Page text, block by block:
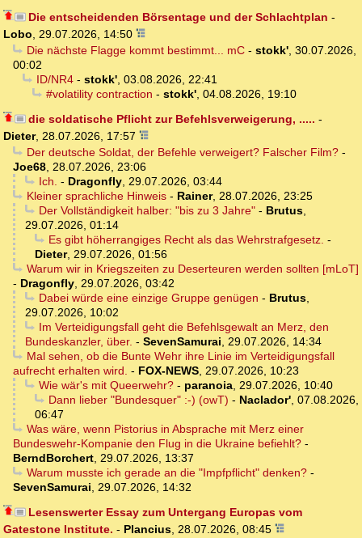
Die entscheidenden Börsentage und der Schlachtplan -
Lobo, 29.07.2026, 14:50
Die nächste Flagge kommt bestimmt... mC- stokk', 30.07.2026,
00:02
ID/NR4- stokk', 03.08.2026, 22:41
#volatility contraction - stokk', 04.08.2026, 19:10
die soldatische Pflicht zur Befehlsverweigerung, ..... -
Dieter, 28.07.2026, 17:57
Der deutsche Soldat, der Befehle verweigert? Falscher Film?-
Joe68, 28.07.2026, 23:06
Ich. - Dragonfly, 29.07.2026, 03:44
Kleiner sprachliche Hinweis- Rainer, 28.07.2026, 23:25
Der Vollständigkeit halber: "bis zu 3 Jahre"- Brutus,
29.07.2026, 01:14
Es gibt höherrangiges Recht als das Wehrstrafgesetz. -
Dieter, 29.07.2026, 01:56
Warum wir in Kriegszeiten zu Deserteuren werden sollten [mLoT]
- Dragonfly, 29.07.2026, 03:42
Dabei würde eine einzige Gruppe genügen - Brutus,
29.07.2026, 10:02
Im Verteidigungsfall geht die Befehlsgewalt an Merz, den
Bundeskanzler, über. - SevenSamurai, 29.07.2026, 14:34
Mal sehen, ob die Bunte Wehr ihre Linie im Verteidigungsfall
aufrecht erhalten wird. - FOX-NEWS, 29.07.2026, 10:23
Wie wär's mit Queerwehr?- paranoia, 29.07.2026, 10:40
Dann lieber "Bundesquer" :-) (owT) - Naclador', 07.08.2026,
06:47
Was wäre, wenn Pistorius in Absprache mit Merz einer
Bundeswehr-Kompanie den Flug in die Ukraine befiehlt? -
BerndBorchert, 29.07.2026, 13:37
Warum musste ich gerade an die "Impfpflicht" denken?-
SevenSamurai, 29.07.2026, 14:32
Lesenswerter Essay zum Untergang Europas vom
Gatestone Institute. - Plancius, 28.07.2026, 08:45